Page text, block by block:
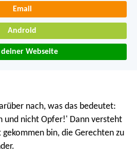
Email
Android
Webseite
nach, was das bedeutet:
und nicht Opfer!' Dann versteht
bin, die Gerechten zu